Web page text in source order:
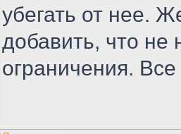
убегать от нее.
добавить, что не
ограничения. Все